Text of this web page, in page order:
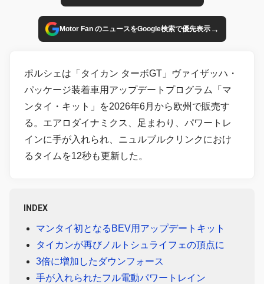
Motor Fan のニュースをGoogle検索で優先表示→
ポルシェは「タイカン ターボGT」ヴァイザッハ・
パッケージ装着車用アップデートプログラム「マ
ンタイ・キット」を2026年6月から欧州で販売す
る。エアロダイナミクス、足まわり、パワートレ
インに手が入れられ、ニュルブルクリンクにおけ
るタイムを12秒も更新した。
INDEX
マンタイ初となるBEV用アップデートキット
タイカンが再びノルトシュライフェの頂点に
3倍に増加したダウンフォース
手が入れられたフル電動パワートレイン